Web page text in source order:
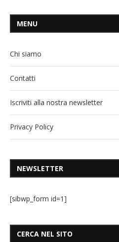
MENU
Chi siamo
Contatti
Iscriviti alla nostra newsletter
Privacy Policy
NEWSLETTER
[sibwp_form id=1]
CERCA NEL SITO